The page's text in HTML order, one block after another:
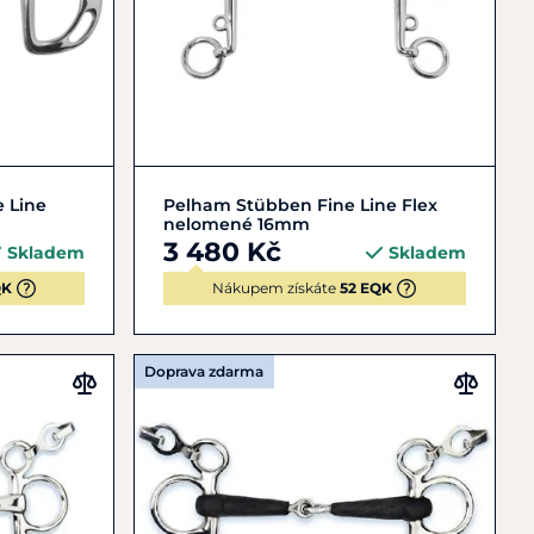
Line
Skladem
12,5 13,5
Pelham Stübben Fine Line Flex
nelomené 16mm
3 480 Kč Skladem
Nákupem získáte52 EQK
Doprava zdarma